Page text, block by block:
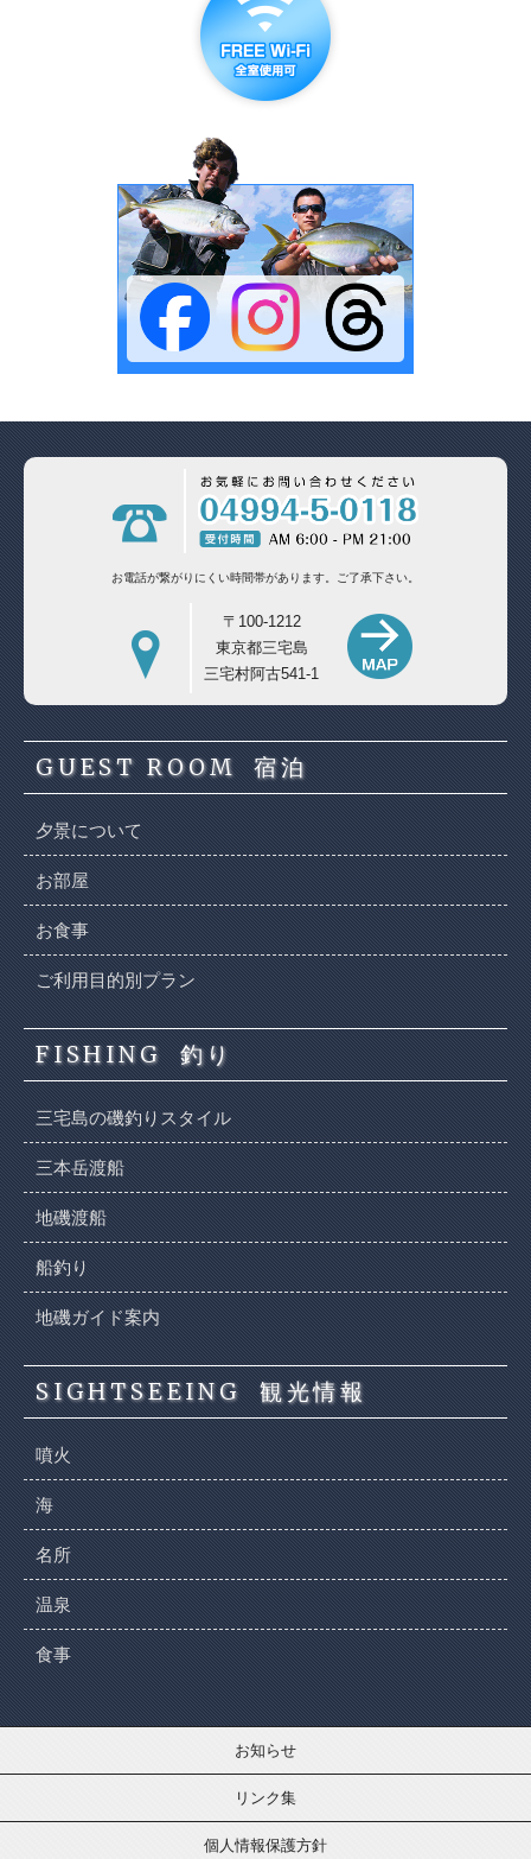
お電話が繋がりにくい時間帯があります。 ご了承下さい。
〒100-1212
東京都三宅島
三宅村阿古541-1
GUEST ROOM 宿泊
夕景について
お部屋
お食事
ご利用目的別プラン
FISHING 釣り
三宅島の磯釣りスタイル
三本岳渡船
地磯渡船
船釣り
地磯ガイド案内
SIGHTSEEING 観光情報
噴火
海
名所
温泉
食事
お知らせ
リンク集
個人情報保護方針